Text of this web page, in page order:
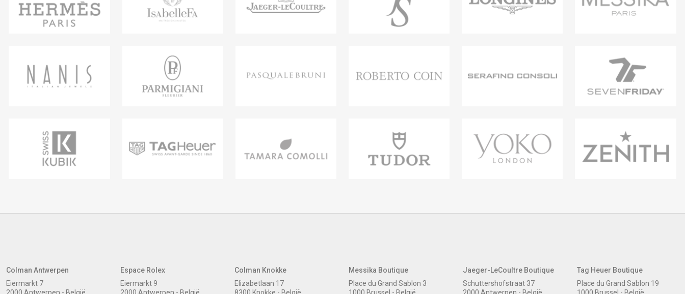
Colman Antwerpen
Eiermarkt 7
2000 Antwerpen - België
Espace Rolex
Eiermarkt 9
2000 Antwerpen - België
Colman Knokke
Elizabetlaan 17
8300 Knokke - België
Messika Boutique
Place du Grand Sablon 3
1000 Brussel - België
Jaeger-LeCoultre Boutique
Schuttershofstraat 37
2000 Antwerpen - België
Tag Heuer Boutique
Place du Grand Sablon 19
1000 Brussel - België